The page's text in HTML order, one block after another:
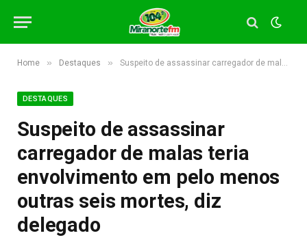
Home » Destaques » Suspeito de assassinar carregador de malas teria envolvimento em pelo menos outras seis mortes, diz delegado
DESTAQUES
Suspeito de assassinar
carregador de malas teria
envolvimento em pelo menos
outras seis mortes, diz
delegado